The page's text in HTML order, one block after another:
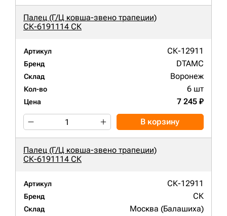
Палец (Г/Ц ковша-звено трапеции)
СК-6191114 СК
Артикул СК-12911
Бренд DTAMC
Склад Воронеж
Кол-во 6 шт
Цена 7 245 ₽
В корзину
Палец (Г/Ц ковша-звено трапеции)
СК-6191114 СК
Артикул СК-12911
Бренд СК
Склад Москва (Балашиха)